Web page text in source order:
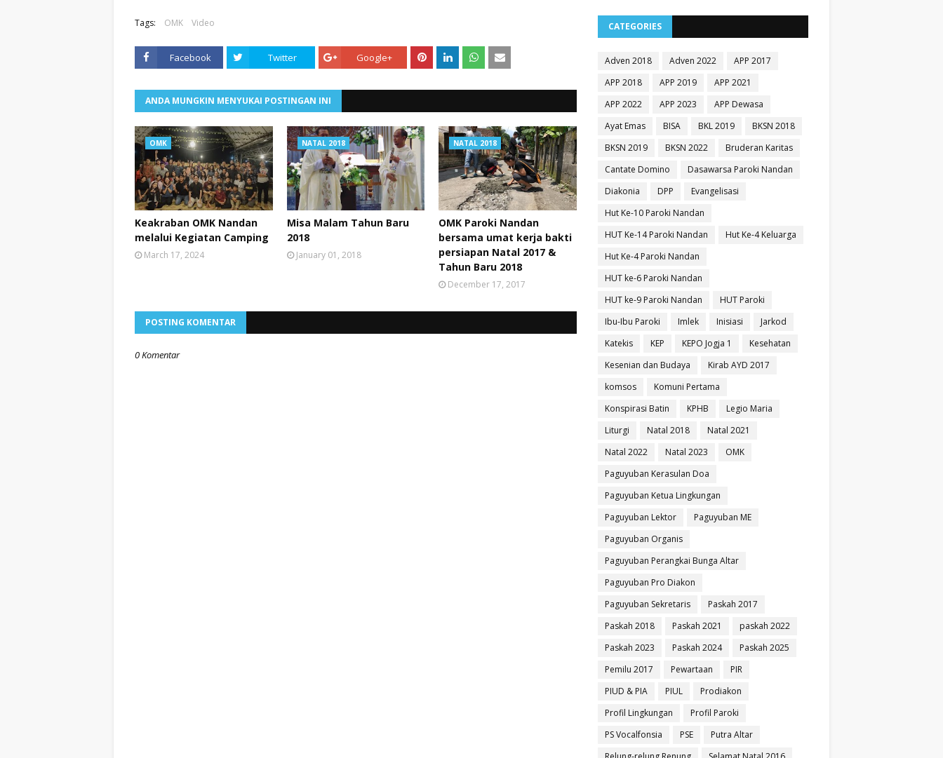
Tags: OMK Video
Facebook Twitter Google+
ANDA MUNGKIN MENYUKAI POSTINGAN INI
OMK
Keakraban OMK Nandan
melalui Kegiatan Camping
March 17, 2024
NATAL 2018
Misa Malam Tahun Baru
2018
January 01, 2018
NATAL 2018
OMK Paroki Nandan
bersama umat kerja bakti
persiapan Natal 2017 &
Tahun Baru 2018
December 17, 2017
POSTING KOMENTAR
0 Komentar
CATEGORIES
Adven 2018 Adven 2022
APP 2017
APP 2018
APP 2019
APP 2021
APP 2022
APP 2023
APP Dewasa
Ayat Emas
BISA BKL 2019
BKSN 2018
BKSN 2019
BKSN 2022
Bruderan Karitas
Cantate Domino
Dasawarsa Paroki Nandan
Diakonia
DPP
Evangelisasi
Hut Ke-10 Paroki Nandan
HUT Ke-14 Paroki Nandan
Hut Ke-4 Keluarga
Hut Ke-4 Paroki Nandan
HUT ke-6 Paroki Nandan
HUT ke-9 Paroki Nandan
HUT Paroki
Ibu-Ibu Paroki
Imlek Inisiasi
Jarkod
Katekis
KEP KEPO Jogja 1
Kesehatan
Kesenian dan Budaya
Kirab AYD 2017
komsos
Komuni Pertama
Konspirasi Batin
KPHB
Legio Maria
Liturgi
Natal 2018
Natal 2021
Natal 2022
Natal 2023
OMK
Paguyuban Kerasulan Doa
Paguyuban Ketua Lingkungan
Paguyuban Lektor
Paguyuban ME
Paguyuban Organis
Paguyuban Perangkai Bunga Altar
Paguyuban Pro Diakon
Paguyuban Sekretaris
Paskah 2017
Paskah 2018
Paskah 2021
paskah 2022
Paskah 2023
Paskah 2024
Paskah 2025
Pemilu 2017
Pewartaan
PIR
PIUD & PIA
PIUL
Prodiakon
Profil Lingkungan
Profil Paroki
PS Vocalfonsia
PSE
Putra Altar